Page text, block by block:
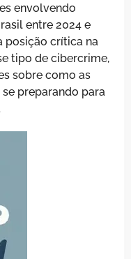
envolvendo
entre 2024 e
posição crítica na
tipo de cibercrime,
sobre como as
preparando para